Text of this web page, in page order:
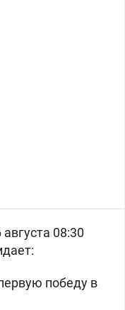
08:30
победу в